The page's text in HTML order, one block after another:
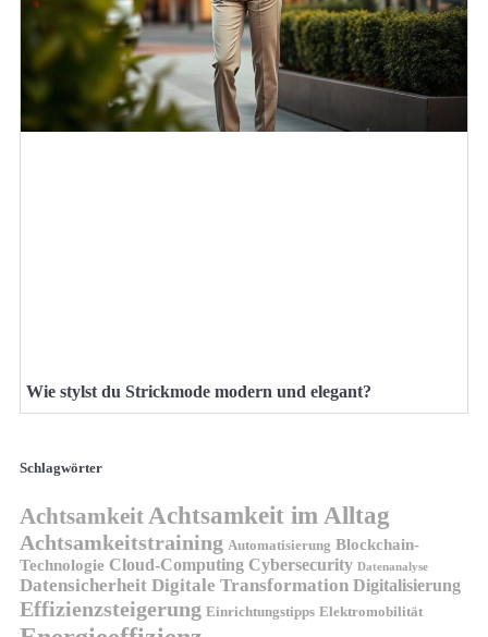
Wie stylst du Strickmode modern und elegant?
Schlagwörter
AchtsamkeitAchtsamkeit im Alltag
Achtsamkeitstraining Automatisierung Blockchain-
Technologie Cloud-Computing Cybersecurity Datenanalyse
Datensicherheit Digitale Transformation Digitalisierung
Effizienzsteigerung Einrichtungstipps Elektromobilität